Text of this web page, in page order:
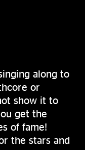
along to
or
show it to
get the
of fame!
the stars and